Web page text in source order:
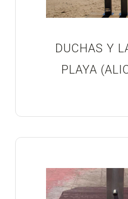
DUCHAS Y
PLAYA